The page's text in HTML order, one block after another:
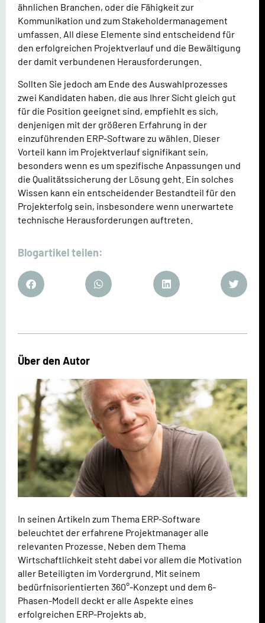
ähnlichen Branchen, oder die Fähigkeit zur
Kommunikation und zum Stakeholdermanagement
umfassen. All diese Elemente sind entscheidend für
den erfolgreichen Projektverlauf und die Bewältigung
der damit verbundenen Herausforderungen.
Sollten Sie jedoch am Ende des Auswahlprozesses
zwei Kandidaten haben, die aus Ihrer Sicht gleich gut
für die Position geeignet sind, empfiehlt es sich,
denjenigen mit der größeren Erfahrung in der
einzuführenden ERP-Software zu wählen. Dieser
Vorteil kann im Projektverlauf signifikant sein,
besonders wenn es um spezifische Anpassungen und
die Qualitätssicherung der Lösung geht. Ein solches
Wissen kann ein entscheidender Bestandteil für den
Projekterfolg sein, insbesondere wenn unerwartete
technische Herausforderungen auftreten.
Blogartikel teilen:
Über den Autor
In seinen Artikeln zum Thema ERP-Software
beleuchtet der erfahrene Projektmanager alle
relevanten Prozesse. Neben dem Thema
Wirtschaftlichkeit steht dabei vor allem die Motivation
aller Beteiligten im Vordergrund. Mit seinem
bedürfnisorientierten 360°-Konzept und dem 6-
Phasen-Modell deckt er alle Aspekte eines
erfolgreichen ERP-Projekts ab.